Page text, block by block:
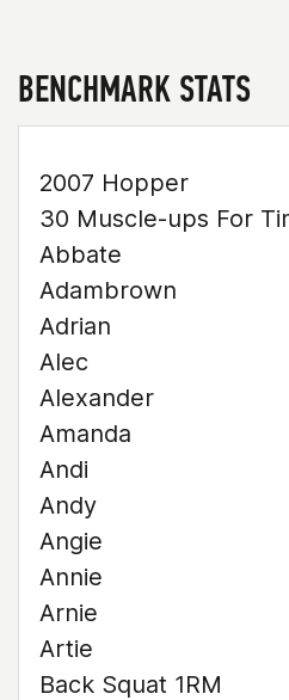
BENCHMARK STATS
2007 Hopper
30 Muscle-ups For
Abbate
Adambrown
Adrian
Alec
Alexander
Amanda
Andi
Andy
Angie
Annie
Arnie
Artie
Back Squat 1RM